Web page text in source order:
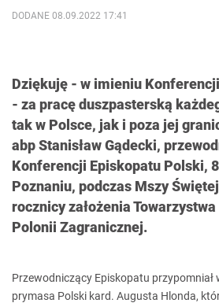
Dziękuję - w imieniu
- za pracę duszpasterską
tak w Polsce, jak i poza jej
abp Stanisław Gądecki,
Konferencji Episkopatu Polski,
Poznaniu, podczas Mszy
rocznicy założenia
Polonii Zagranicznej.
DODANE 08.09.2022 17:41
Przewodniczący Episkopatu przypomniał
prymasa Polski kard. Augusta Hlonda,